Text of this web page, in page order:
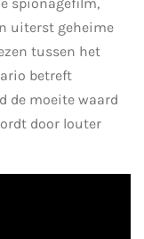
uiterst geheime
tussen het
betreft
de moeite waard
door louter